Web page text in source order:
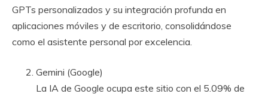
GPTs personalizados y su integración profunda en
aplicaciones móviles y de escritorio, consolidándose
como el asistente personal por excelencia.
Gemini (Google)
La IA de Google ocupa este sitio con el 5.09% de